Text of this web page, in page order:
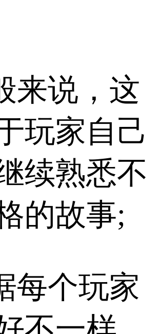
来说，这
玩家自己
续熟悉不
的故事;
每个玩家